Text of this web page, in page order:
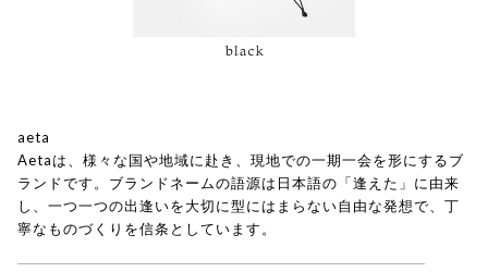
aeta
Aetaは、様々な国や地域に赴き、現地での一期一会を形にするブ
ランドです。ブランドネームの語源は日本語の「逢えた」に由来
し、一つ一つの出逢いを大切に型にはまらない自由な発想で、丁
寧なものづくりを信条としています。